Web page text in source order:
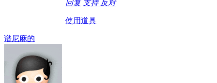
回复 支持 反对
使用道具
谱尼麻的